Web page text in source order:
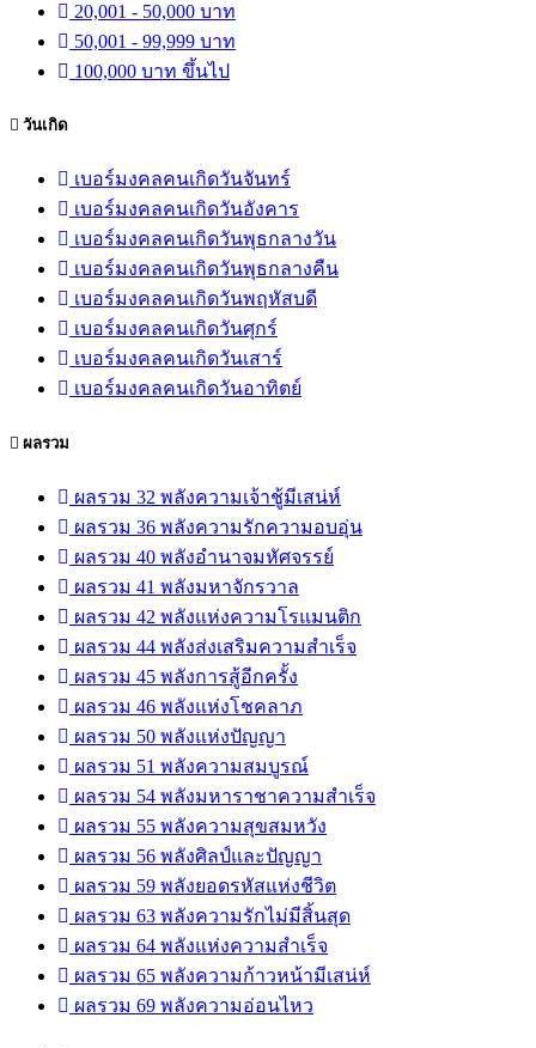
20,001 - 50,000 บาท
50,001 - 99,999 บาท
100,000 บาท ขึ้นไป
วันเกิด
เบอร์มงคลคนเกิดวันจันทร์
เบอร์มงคลคนเกิดวันอังคาร
เบอร์มงคลคนเกิดวันพุธกลางวัน
เบอร์มงคลคนเกิดวันพุธกลางคืน
เบอร์มงคลคนเกิดวันพฤหัสบดี
เบอร์มงคลคนเกิดวันศุกร์
เบอร์มงคลคนเกิดวันเสาร์
เบอร์มงคลคนเกิดวันอาทิตย์
ผลรวม
ผลรวม 32 พลังความเจ้าชู้มีเสน่ห์
ผลรวม 36 พลังความรักความอบอุ่น
ผลรวม 40 พลังอำนาจมหัศจรรย์
ผลรวม 41 พลังมหาจักรวาล
ผลรวม 42 พลังแห่งความโรแมนติก
ผลรวม 44 พลังส่งเสริมความสำเร็จ
ผลรวม 45 พลังการสู้อีกครั้ง
ผลรวม 46 พลังแห่งโชคลาภ
ผลรวม 50 พลังแห่งปัญญา
ผลรวม 51 พลังความสมบูรณ์
ผลรวม 54 พลังมหาราชาความสำเร็จ
ผลรวม 55 พลังความสุขสมหวัง
ผลรวม 56 พลังศิลป์และปัญญา
ผลรวม 59 พลังยอดรหัสแห่งชีวิต
ผลรวม 63 พลังความรักไม่มีสิ้นสุด
ผลรวม 64 พลังแห่งความสำเร็จ
ผลรวม 65 พลังความก้าวหน้ามีเสน่ห์
ผลรวม 69 พลังความอ่อนไหว